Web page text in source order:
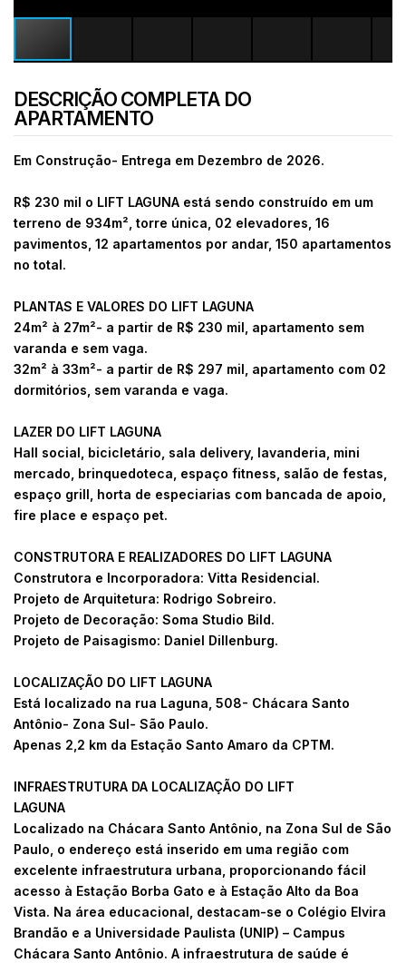
DESCRIÇÃO COMPLETA DO
APARTAMENTO
Em Construção- Entrega em Dezembro de 2026.
R$ 230 mil o LIFT LAGUNA está sendo construído em um
terreno de 934m², torre única, 02 elevadores, 16
pavimentos, 12 apartamentos por andar, 150 apartamentos
no total.
PLANTAS E VALORES DO LIFT LAGUNA
24m² à 27m²- a partir de R$ 230 mil, apartamento sem
varanda e sem vaga.
32m² à 33m²- a partir de R$ 297 mil, apartamento com 02
dormitórios, sem varanda e vaga.
LAZER DO LIFT LAGUNA
Hall social, bicicletário, sala delivery, lavanderia, mini
mercado, brinquedoteca, espaço fitness, salão de festas,
espaço grill, horta de especiarias com bancada de apoio,
fire place e espaço pet.
CONSTRUTORA E REALIZADORES DO LIFT LAGUNA
Construtora e Incorporadora: Vitta Residencial.
Projeto de Arquitetura: Rodrigo Sobreiro.
Projeto de Decoração: Soma Studio Bild.
Projeto de Paisagismo: Daniel Dillenburg.
LOCALIZAÇÃO DO LIFT LAGUNA
Está localizado na rua Laguna, 508- Chácara Santo
Antônio- Zona Sul- São Paulo.
Apenas 2,2 km da Estação Santo Amaro da CPTM.
INFRAESTRUTURA DA LOCALIZAÇÃO DO LIFT
LAGUNA
Localizado na Chácara Santo Antônio, na Zona Sul de São
Paulo, o endereço está inserido em uma região com
excelente infraestrutura urbana, proporcionando fácil
acesso à Estação Borba Gato e à Estação Alto da Boa
Vista. Na área educacional, destacam-se o Colégio Elvira
Brandão e a Universidade Paulista (UNIP) – Campus
Chácara Santo Antônio. A infraestrutura de saúde é